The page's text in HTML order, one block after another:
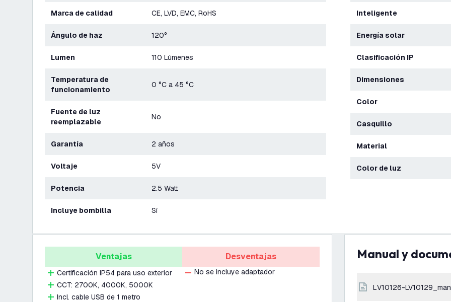
Marca de calidad CE, LVD, EMC, RoHS
Ángulo de haz 120°
Lumen 110 Lúmenes
Temperatura de
funcionamiento
0 °C a 45 °C
Fuente de luz
reemplazable
No
Garantía 2 años
Voltaje 5V
Potencia 2.5 Watt
Incluye bombilla Sí
Inteligente
Energía solar
Clasificación IP
Dimensiones
Color
Casquillo
Material
Color de luz
Ventajas
Certificación IP54 para uso exterior
CCT: 2700K, 4000K, 5000K
Incl. cable USB de 1 metro
Desventajas
No se incluye adaptador
Manual y
LV10126-